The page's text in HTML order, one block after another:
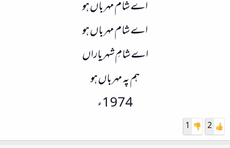
اے شام مہرباں ہو
اے شام مہرباں ہو
اے شامِ شہریاراں
ہم پہ مہرباں ہو
1974ء
2
1